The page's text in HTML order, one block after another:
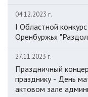
04.12.2023 г.
I Областной
Оренбуржья
27.11.2023 г.
Праздничный
празднику - День
актовом зале